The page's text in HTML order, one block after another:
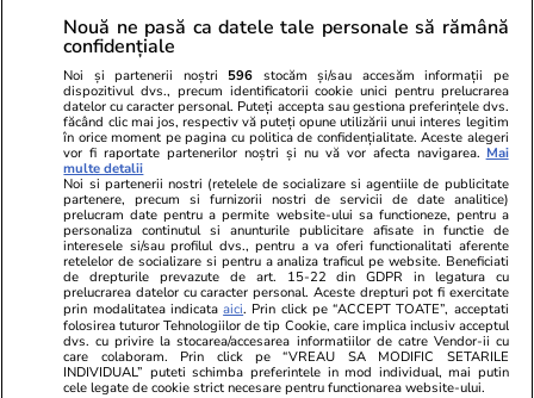
POLITIC
Politică 17:25
Averile demnitarilor rămân
ascunse, după ce deputații au
votat Noua Lege a Integrității
Politică 17:08
Nouă ne pasă ca datele tale personale să rămână
confidențiale
Noi și partenerii noștri 596 stocăm și/sau accesăm informații pe
dispozitivul dvs., precum identificatorii cookie unici pentru prelucrarea
datelor cu caracter personal. Puteți accepta sau gestiona preferințele dvs.
făcând clic mai jos, respectiv vă puteți opune utilizării unui interes legitim
în orice moment pe pagina cu politica de confidențialitate. Aceste alegeri
vor fi raportate partenerilor noștri și nu vă vor afecta navigarea. Mai
multe detalii
Noi si partenerii nostri (retelele de socializare si agentiile de publicitate
partenere, precum si furnizorii nostri de servicii de date analitice)
prelucram date pentru a permite website-ului sa functioneze, pentru a
personaliza continutul si anunturile publicitare afisate in functie de
interesele si/sau profilul dvs., pentru a va oferi functionalitati aferente
retelelor de socializare si pentru a analiza traficul pe website. Beneficiati
de drepturile prevazute de art. 15-22 din GDPR in legatura cu
prelucrarea datelor cu caracter personal. Aceste drepturi pot fi exercitate
prin modalitatea indicataaici. Prin click pe “ACCEPT TOATE”, acceptati
folosirea tuturor Tehnologiilor de tip Cookie, care implica inclusiv acceptul
dvs. cu privire la stocarea/accesarea informatiilor de catre Vendor-ii cu
care colaboram. Prin click pe “VREAU SA MODIFIC SETARILE
INDIVIDUAL” puteti schimba preferintele in mod individual, mai putin
cele legate de cookie strict necesare pentru functionarea website-ului.